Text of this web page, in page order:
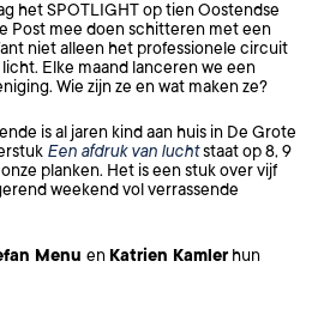
het SPOTLIGHT op tien Oostendse
Post mee doen schitteren met een
niet alleen het professionele circuit
Elke maand lanceren we een
Wie zijn ze en wat maken ze?
is al jaren kind aan huis in De Grote
Een afdruk van luchtstaat op 8, 9
planken. Het is een stuk over vijf
weekend vol verrassende
Menu en Katrien Kamlerhun